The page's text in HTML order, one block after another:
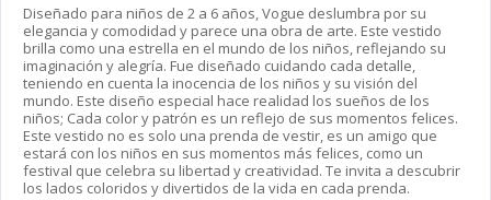
Diseñado para niños de 2 a 6 años, Vogue deslumbra por su
elegancia y comodidad y parece una obra de arte. Este vestido
brilla como una estrella en el mundo de los niños, reflejando su
imaginación y alegría. Fue diseñado cuidando cada detalle,
teniendo en cuenta la inocencia de los niños y su visión del
mundo. Este diseño especial hace realidad los sueños de los
niños; Cada color y patrón es un reflejo de sus momentos felices.
Este vestido no es solo una prenda de vestir, es un amigo que
estará con los niños en sus momentos más felices, como un
festival que celebra su libertad y creatividad. Te invita a descubrir
los lados coloridos y divertidos de la vida en cada prenda.